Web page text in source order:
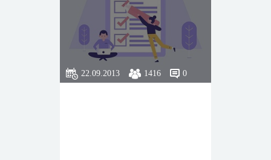
22.09.2013 1416 0